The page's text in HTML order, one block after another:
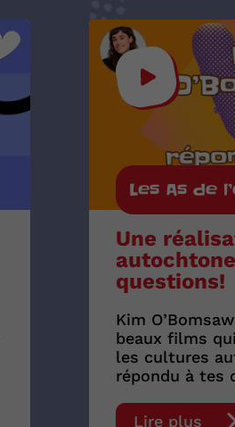
Les As de
Une
questions!
Kim
beaux films
les cultures
répondu à tes
Lire plus